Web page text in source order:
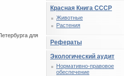
для
Красная Книга СССР
Животные
Растения
Рефераты
Экологический аудит
Нормативно-правовое
обеспечение